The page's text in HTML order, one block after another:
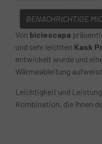
BENACHRICHTIGE
Von biciescapa
und sehr leichten Kask
entwickelt wurde und
Wärmeableitung
Leichtigkeit und
Kombination, die Ihnen